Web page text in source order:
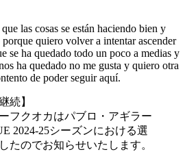
las cosas se están haciendo bien y
quiero volver a intentar ascender
se ha quedado todo un poco a medias y
ha quedado no me gusta y quiero otra
de poder seguir aquí.
続】
フクオカはパブロ・アギラー
2024-25シーズンにおける選
たのでお知らせいたします。